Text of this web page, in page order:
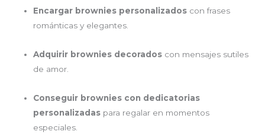
Encargar brownies personalizados con frases
románticas y elegantes.
Adquirir brownies decorados con mensajes sutiles
de amor.
Conseguir brownies con dedicatorias
personalizadas para regalar en momentos
especiales.